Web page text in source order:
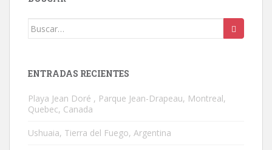
Buscar:
ENTRADAS RECIENTES
Playa Jean Doré , Parque Jean-Drapeau, Montreal,
Quebec, Canada
Ushuaia, Tierra del Fuego, Argentina